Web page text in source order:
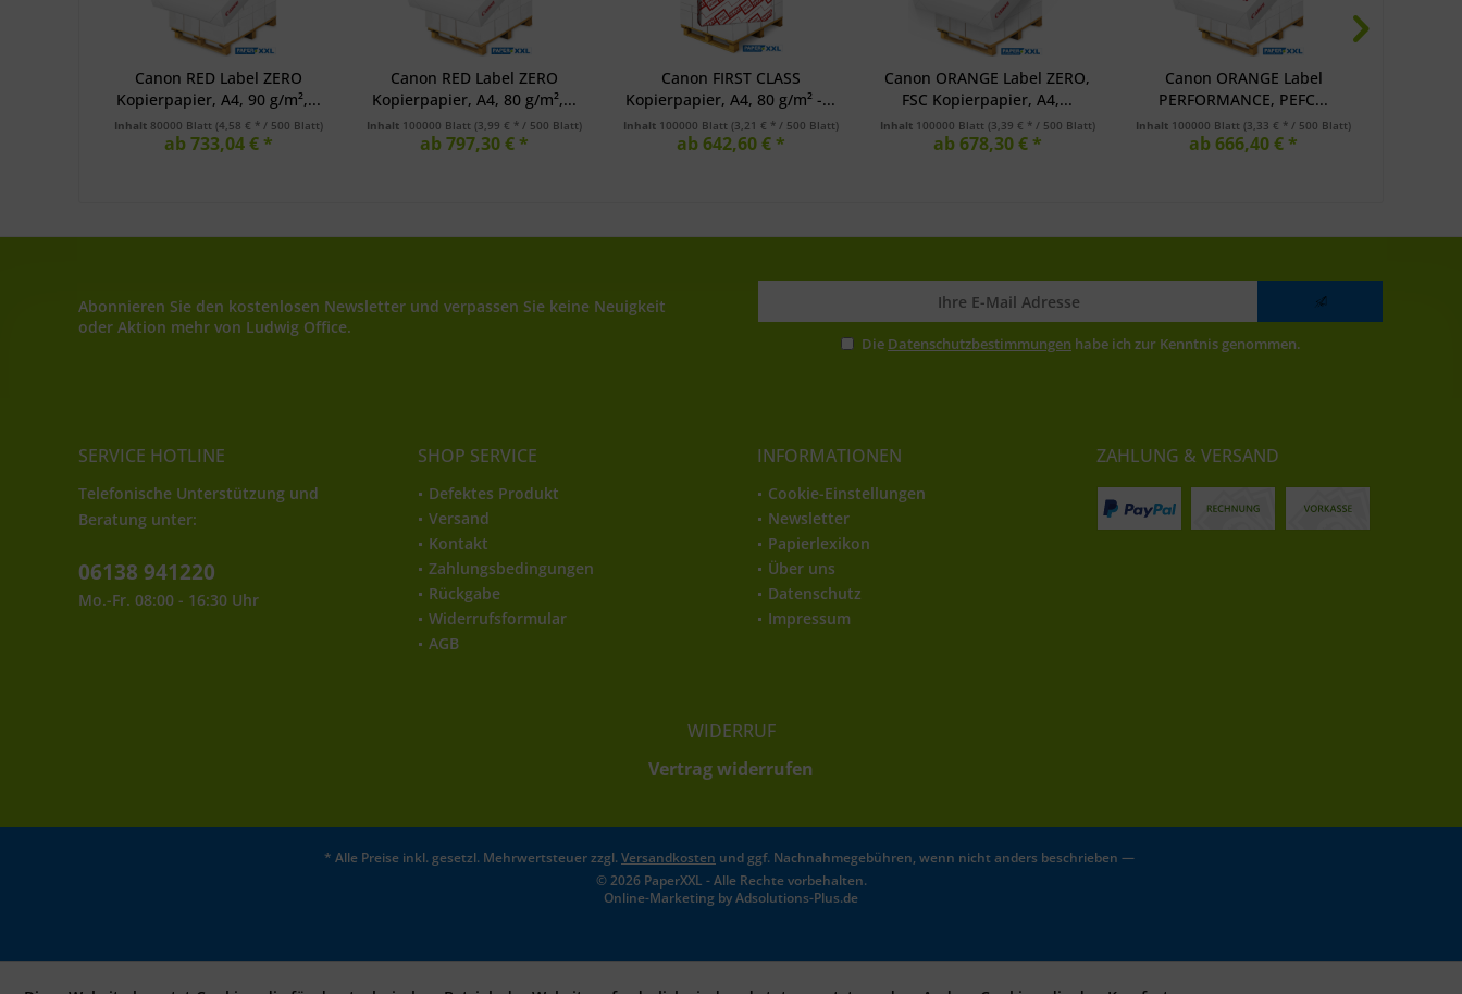
Canon RED Label ZERO
Kopierpapier, A4, 90 g/m²,...
Inhalt 80000 Blatt (4,58 € * / 500 Blatt)
ab 733,04 € *
Canon RED Label ZERO
Kopierpapier, A4, 80 g/m²,...
Inhalt 100000 Blatt (3,99 € * / 500 Blatt)
ab 797,30 € *
Canon FIRST CLASS
Kopierpapier, A4, 80 g/m² -...
Inhalt 100000 Blatt (3,21 € * / 500 Blatt)
ab 642,60 € *
Canon ORANGE Label ZERO,
FSC Kopierpapier, A4,...
Inhalt 100000 Blatt (3,39 € * / 500 Blatt)
ab 678,30 € *
Canon ORANGE Label
PERFORMANCE, PEFC...
Inhalt 100000 Blatt (3,33 € * / 500 Blatt)
ab 666,40 € *
Abonnieren Sie den kostenlosen Newsletter und verpassen Sie keine Neuigkeit
oder Aktion mehr von Ludwig Office.
Die Datenschutzbestimmungen habe ich zur Kenntnis genommen.
SERVICE HOTLINE
Telefonische Unterstützung und
Beratung unter:
06138 941220
Mo.-Fr. 08:00 - 16:30 Uhr
SHOP SERVICE
Defektes Produkt
Versand
Kontakt
Zahlungsbedingungen
Rückgabe
Widerrufsformular
AGB
INFORMATIONEN
Cookie-Einstellungen
Newsletter
Papierlexikon
Über uns
Datenschutz
Impressum
ZAHLUNG & VERSAND
WIDERRUF
Vertrag widerrufen
* Alle Preise inkl. gesetzl. Mehrwertsteuer zzgl.Versandkosten und ggf. Nachnahmegebühren, wenn nicht anders beschrieben —
© 2026 PaperXXL - Alle Rechte vorbehalten.
Online-Marketing byAdsolutions-Plus.de